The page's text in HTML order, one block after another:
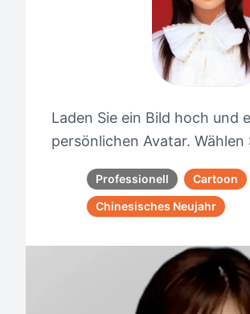
Laden Sie ein Bild hoch und
persönlichen Avatar. Wählen
Professionell Cartoon
Chinesisches Neujahr